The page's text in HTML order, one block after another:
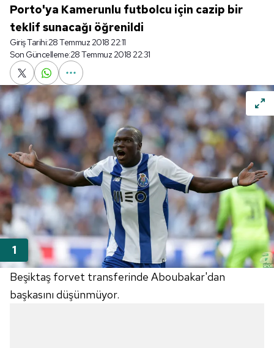
Porto'ya Kamerunlu futbolcu için cazip bir
teklif sunacağı öğrenildi
Giriş Tarihi:28 Temmuz 2018 22:11
Son Güncelleme:28 Temmuz 2018 22:31
Beşiktaş forvet transferinde Aboubakar'dan
başkasını düşünmüyor.